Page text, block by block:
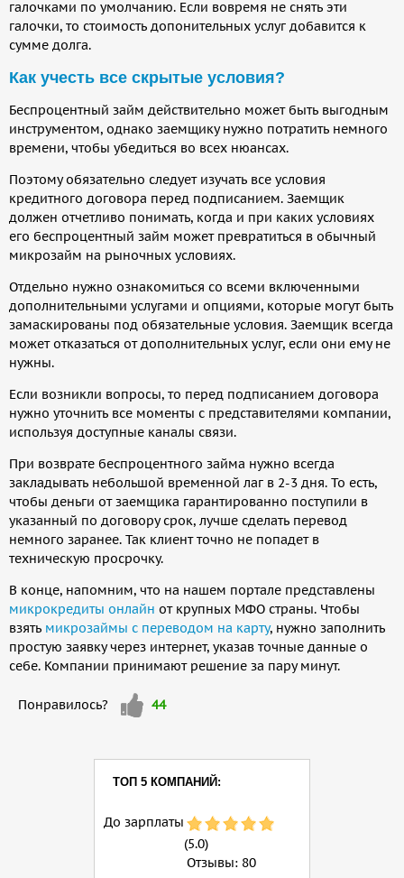
галочками по умолчанию. Если вовремя не снять эти
галочки, то стоимость допонительных услуг добавится к
сумме долга.
Как учесть все скрытые условия?
Беспроцентный займ действительно может быть выгодным
инструментом, однако заемщику нужно потратить немного
времени, чтобы убедиться во всех нюансах.
Поэтому обязательно следует изучать все условия
кредитного договора перед подписанием. Заемщик
должен отчетливо понимать, когда и при каких условиях
его беспроцентный займ может превратиться в обычный
микрозайм на рыночных условиях.
Отдельно нужно ознакомиться со всеми включенными
дополнительными услугами и опциями, которые могут быть
замаскированы под обязательные условия. Заемщик всегда
может отказаться от дополнительных услуг, если они ему не
нужны.
Если возникли вопросы, то перед подписанием договора
нужно уточнить все моменты с представителями компании,
используя доступные каналы связи.
При возврате беспроцентного займа нужно всегда
закладывать небольшой временной лаг в 2-3 дня. То есть,
чтобы деньги от заемщика гарантированно поступили в
указанный по договору срок, лучше сделать перевод
немного заранее. Так клиент точно не попадет в
техническую просрочку.
В конце, напомним, что на нашем портале представлены
микрокредиты онлайн от крупных МФО страны. Чтобы
взять микрозаймы с переводом на карту, нужно заполнить
простую заявку через интернет, указав точные данные о
себе. Компании принимают решение за пару минут.
Понравилось?
Мне
нравится
44
ТОП 5 КОМПАНИЙ:
До зарплаты
(5.0)
Отзывы: 80